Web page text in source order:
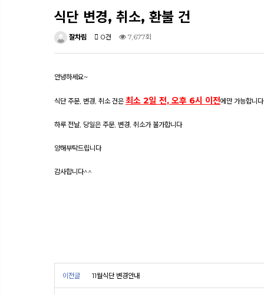
식단 변경, 취소, 환불 건
잘차림 0건 7,677회
안녕하세요~
식단 주문, 변경, 취소 건은 최소 2일 전, 오후 6시 이전에만 가능합니다
하루 전날, 당일은 주문, 변경, 취소가 불가합니다
양해부탁드립니다
감사합니다^^
이전글 11월식단 변경안내